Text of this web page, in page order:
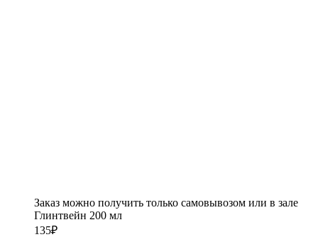
Заказ можно получить только самовывозом или в зале
Глинтвейн 200 мл
135₽